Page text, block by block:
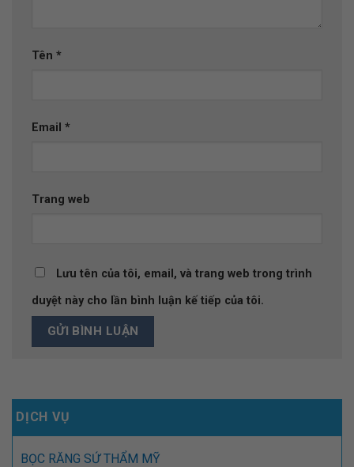
Tên *
Email *
Trang web
Lưu tên của tôi, email, và trang web trong trình
duyệt này cho lần bình luận kế tiếp của tôi.
DỊCH VỤ
BỌC RĂNG SỨ THẨM MỸ